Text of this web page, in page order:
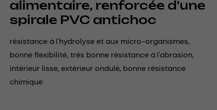
alimentaire, renforcée d'une
spirale PVC antichoc
résistance à l'hydrolyse et aux micro-organismes,
bonne flexibilité, très bonne résistance à l'abrasion,
intérieur lisse, extérieur ondulé, bonne résistance
chimique